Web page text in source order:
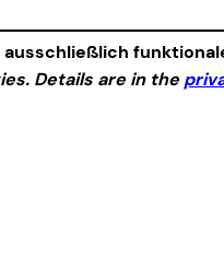
Details are in the